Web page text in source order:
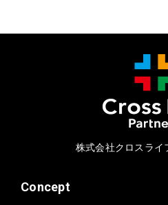
株式会社クロスライ
Concept